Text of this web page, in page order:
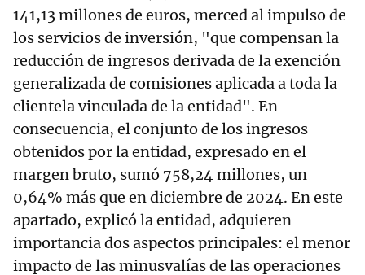
141,13 millones de euros, merced al impulso de
los servicios de inversión, "que compensan la
reducción de ingresos derivada de la exención
generalizada de comisiones aplicada a toda la
clientela vinculada de la entidad". En
consecuencia, el conjunto de los ingresos
obtenidos por la entidad, expresado en el
margen bruto, sumó 758,24 millones, un
0,64% más que en diciembre de 2024. En este
apartado, explicó la entidad, adquieren
importancia dos aspectos principales: el menor
impacto de las minusvalías de las operaciones